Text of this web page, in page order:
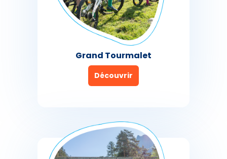
Grand Tourmalet
Découvrir